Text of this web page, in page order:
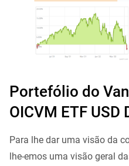
Portefólio do
OICVM ETF USD
Para lhe dar uma visão da
lhe-emos uma visão geral